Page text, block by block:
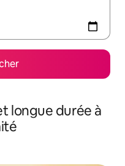
longue durée à